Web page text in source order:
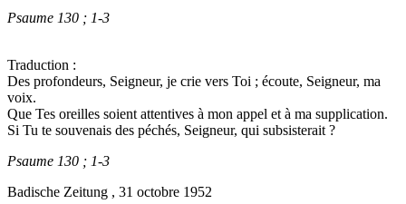
Psaume 130 ; 1-3
Traduction :
Des profondeurs, Seigneur, je crie vers Toi ; écoute, Seigneur, ma
voix.
Que Tes oreilles soient attentives à mon appel et à ma supplication.
Si Tu te souvenais des péchés, Seigneur, qui subsisterait ?
Psaume 130 ; 1-3
Badische Zeitung , 31 octobre 1952